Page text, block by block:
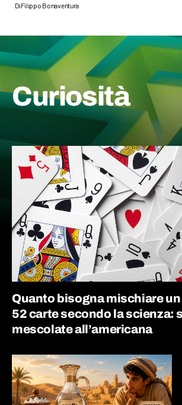
DiFilippo Bonaventura
Curiosità
Quanto bisogna mischiare un
52 carte secondo la scienza:
mescolate all’americana